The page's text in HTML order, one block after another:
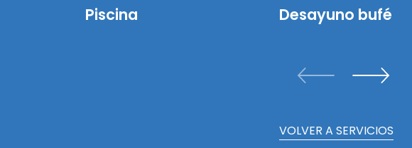
Piscina Desayuno bufé
VOLVER A SERVICIOS